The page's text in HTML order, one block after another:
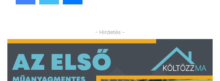
- Hirdetés -